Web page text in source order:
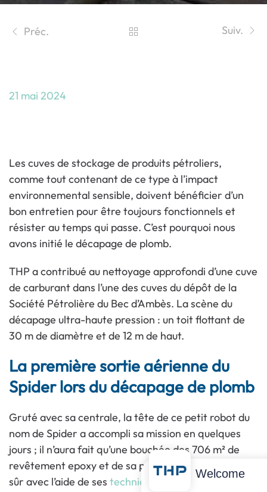
Préc. Suiv.
21 mai 2024
Les cuves de stockage de produits pétroliers,
comme tout contenant de ce type à l’impact
environnemental sensible, doivent bénéficier d’un
bon entretien pour être toujours fonctionnels et
résister au temps qui passe. C’est pourquoi nous
avons initié le décapage de plomb.
THP a contribué au nettoyage approfondi d’une cuve
de carburant dans l’une des cuves du dépôt de la
Société Pétrolière du Bec d’Ambès. La scène du
décapage ultra-haute pression : un toit flottant de
30 m de diamètre et de 12 m de haut.
La première sortie aérienne du
Spider lors du décapage de plomb
Gruté avec sa centrale, la tête de ce petit robot du
nom de Spider a accompli sa mission en quelques
jours ; il n’aura fait qu’une bouchée des 706 m² de
revêtement epoxy et de sa peinture d’après. Bien
sûr avec l’aide de ses techniciens UHP
, formés pour
Welcome